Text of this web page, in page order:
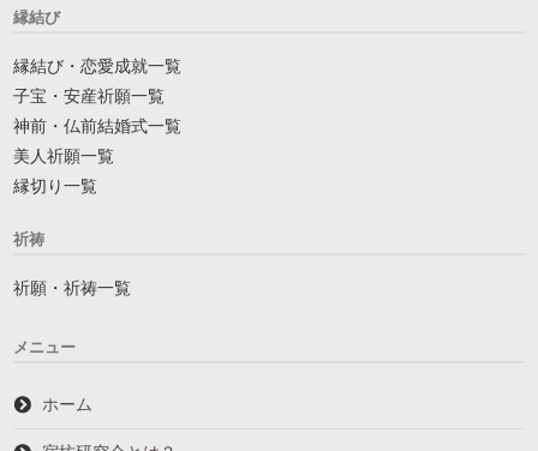
縁結び
縁結び・恋愛成就一覧
子宝・安産祈願一覧
神前・仏前結婚式一覧
美人祈願一覧
縁切り一覧
祈祷
祈願・祈祷一覧
メニュー
ホーム